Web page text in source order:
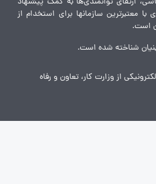
معتبرترین سازمانها برای استخدام از
است.
شناخته شده است.
از وزارت کار، تعاون و رفاه